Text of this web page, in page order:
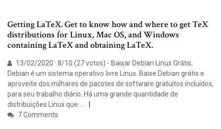
Getting LaTeX. Get to know how and where to get TeX
distributions for Linux, Mac OS, and Windows
containing LaTeX and obtaining LaTeX.
13/02/2020 · 8/10 (27 votos) - Baixar Debian Linux Grátis.
Debian é um sistema operativo livre Linux. Baixe Debian grátis e
aproveite dos milhares de pacotes de software gratuitos incluídos,
para seu trabalho diário. Há uma grande quantidade de
distribuições Linux que …
7 Comments